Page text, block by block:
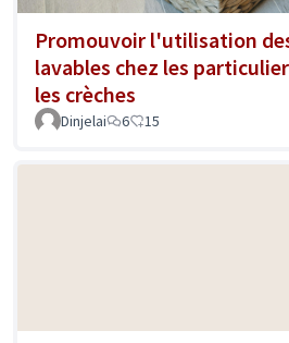
Promouvoir l'utilisation
lavables chez les
les crèches
Dinjelai 6 15